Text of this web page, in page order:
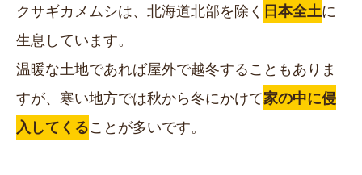
クサギカメムシは、北海道北部を除く 日本全土に
生息しています。
温暖な土地であれば屋外で越冬することもありま
すが、寒い地方では秋から冬にかけて家の中に侵
入してくることが多いです。